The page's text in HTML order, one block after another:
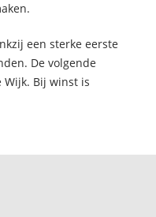
een sterke eerste
De volgende
Wijk. Bij winst is